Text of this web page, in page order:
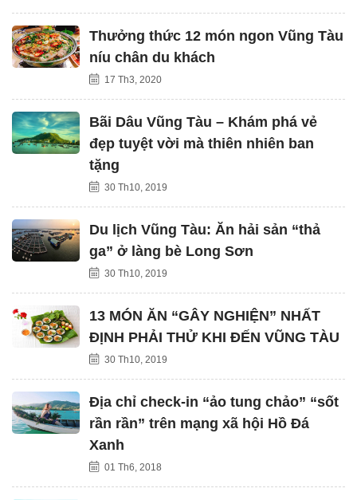
Thưởng thức 12 món ngon Vũng Tàu
níu chân du khách
17 Th3, 2020
Bãi Dâu Vũng Tàu – Khám phá vẻ
đẹp tuyệt vời mà thiên nhiên ban
tặng
30 Th10, 2019
Du lịch Vũng Tàu: Ăn hải sản “thả
ga” ở làng bè Long Sơn
30 Th10, 2019
13 MÓN ĂN “GÂY NGHIỆN” NHẤT
ĐỊNH PHẢI THỬ KHI ĐẾN VŨNG TÀU
30 Th10, 2019
Địa chỉ check-in “ảo tung chảo” “sốt
rần rần” trên mạng xã hội Hồ Đá
Xanh
01 Th6, 2018